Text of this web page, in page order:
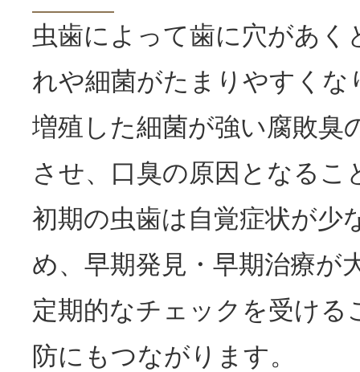
虫歯によって歯に穴があく
れや細菌がたまりやすくな
増殖した細菌が強い腐敗臭
させ、口臭の原因となるこ
初期の虫歯は自覚症状が少
め、早期発見・早期治療が
定期的なチェックを受ける
防にもつながります。